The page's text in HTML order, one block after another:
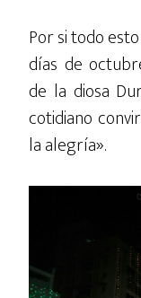
Por si todo
días de
de la diosa
cotidiano
la alegría».